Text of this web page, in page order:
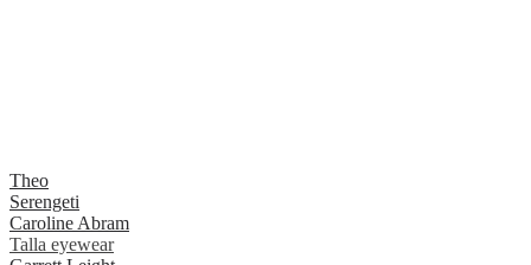
Theo
Serengeti
Caroline Abram
Talla eyewear